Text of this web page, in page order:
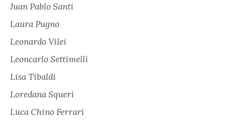
Juan Pablo Santi
Laura Pugno
Leonardo Vilei
Leoncarlo Settimelli
Lisa Tibaldi
Loredana Squeri
Luca Chino Ferrari